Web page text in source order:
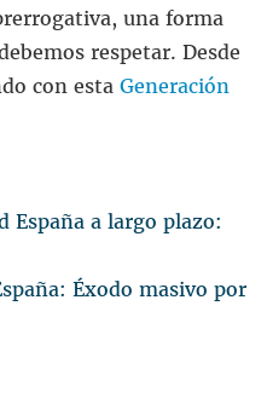
una forma
respetar. Desde
con esta Generación
España a largo plazo:
Éxodo masivo por